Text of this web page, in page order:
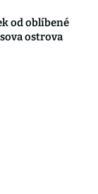
od oblíbené
ostrova